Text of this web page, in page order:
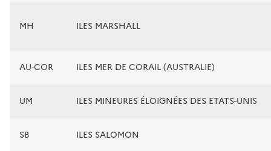
MH ILES MARSHALL
AU-COR ILES MER DE CORAIL (AUSTRALIE)
UM ILES MINEURES ÉLOIGNÉES DES ETATS-UNIS
SB ILES SALOMON